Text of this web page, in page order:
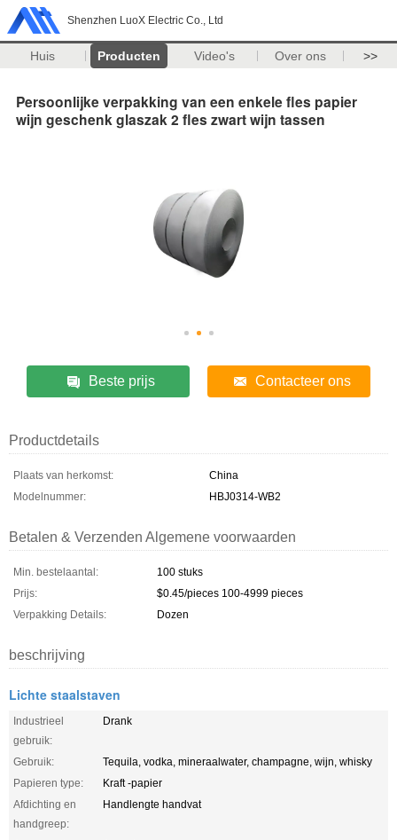
Shenzhen LuoX Electric Co., Ltd
Huis Producten Video's Over ons >>
Persoonlijke verpakking van een enkele fles papier
wijn geschenk glaszak 2 fles zwart wijn tassen
Beste prijs Contacteer ons
Productdetails
Plaats van herkomst:
China
Modelnummer:
HBJ0314-WB2
Betalen & Verzenden Algemene voorwaarden
Min. bestelaantal:
100 stuks
Prijs:
$0.45/pieces 100-4999 pieces
Verpakking Details:
Dozen
beschrijving
Lichte staalstaven
Industrieel
gebruik:
Drank
Gebruik:
Tequila, vodka, mineraalwater, champagne, wijn, whisky
Papieren type:
Kraft -papier
Afdichting en
handgreep:
Handlengte handvat